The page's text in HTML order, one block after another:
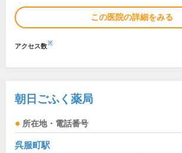
この医院の詳細をみる
アクセス数※
朝日ごふく薬局
所在地・電話番号
呉服町駅